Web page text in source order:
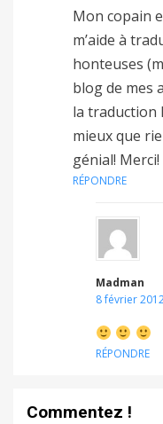
Mon copain
m’aide à
honteuses
blog de mes
la traduction
mieux que
génial! Merci!
RÉPONDRE
Madman
8 février
RÉPONDRE
Commentez !